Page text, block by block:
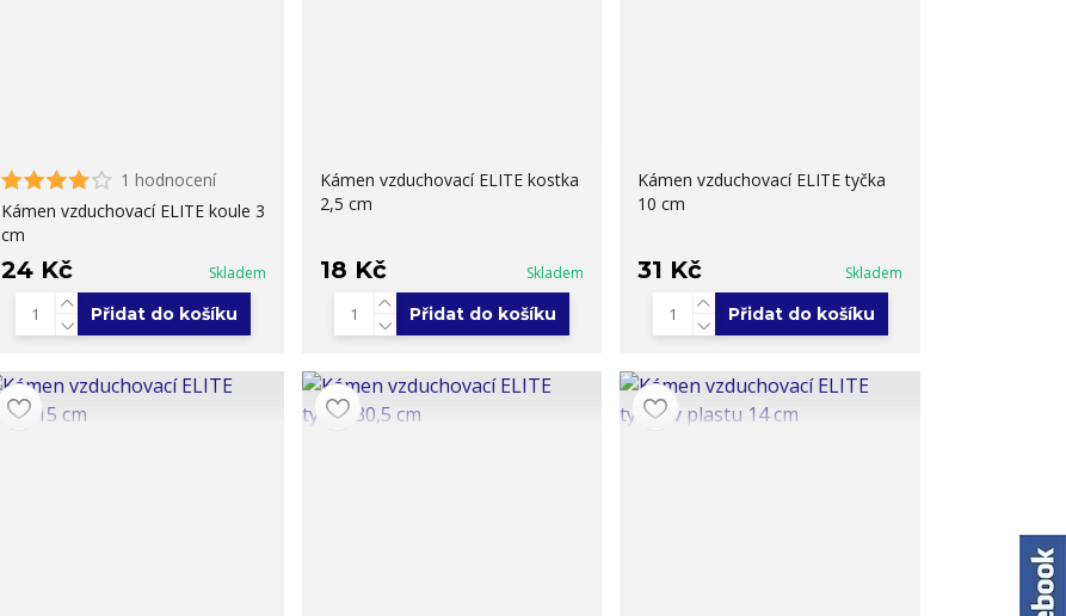
1 hodnocení
Kámen vzduchovací ELITE koule 3
cm
24 Kč Skladem
Přidat do košíku
Kámen vzduchovací ELITE kostka
2,5 cm
18 Kč Skladem
Přidat do košíku
Kámen vzduchovací ELITE tyčka
10 cm
31 Kč Skladem
Přidat do košíku